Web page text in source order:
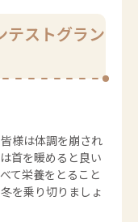
ストグラン
様は体調を崩され
首を暖めると良い
て栄養をとること
を乗り切りましょ